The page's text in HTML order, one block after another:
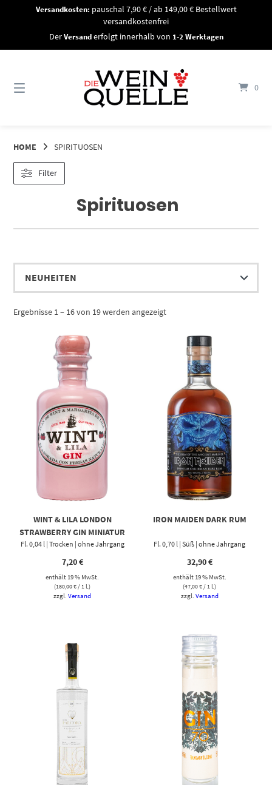
Versandkosten: pauschal 7,90 € / ab 149,00 € Bestellwert
versandkostenfrei
DerVersanderfolgt innerhalb von 1-2 Werktagen
0
HOME SPIRITUOSEN
Spirituosen
Filter
Ergebnisse 1 – 16 von 19 werden angezeigt
WINT & LILA LONDON
STRAWBERRY GIN MINIATUR
Fl. 0,04 l | Trocken | ohne Jahrgang
7,20€
enthält 19 % MwSt.
(180,00€/ 1 L)
zzgl.Versand
IRON MAIDEN DARK RUM
Fl. 0,70 l | Süß | ohne Jahrgang
32,90€
enthält 19 % MwSt.
(47,00€/ 1 L)
zzgl. Versand